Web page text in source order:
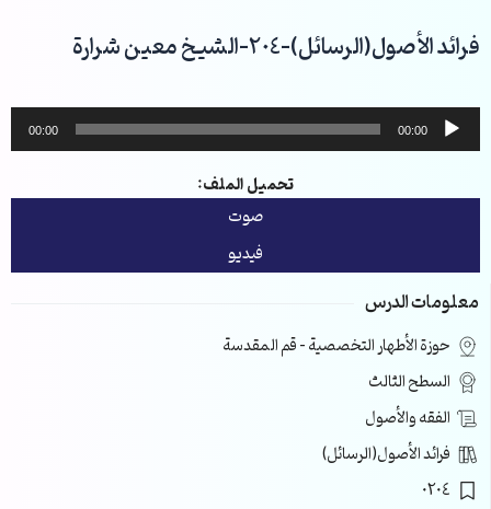
إلى
المحتوى
فرائد الأصول(الرسائل)-204-الشيخ معين شرارة
مشغل
الصوت
00:00
00:00
تحميل الملف:
صوت
فيديو
معلومات الدرس
حوزة الأطهار التخصصية – قم المقدسة
السطح الثالث
الفقه والأصول
فرائد الأصول(الرسائل)
0204